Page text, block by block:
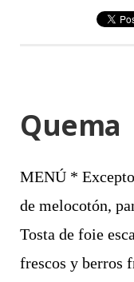
Quema
MENÚ *
de melocotón,
Tosta de foie
frescos y berros